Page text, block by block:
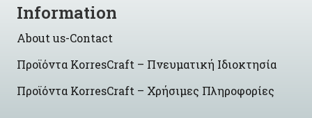
Information
About us-Contact
Προϊόντα KorresCraft – Πνευματική Ιδιοκτησία
Προϊόντα KorresCraft – Χρήσιμες Πληροφορίες